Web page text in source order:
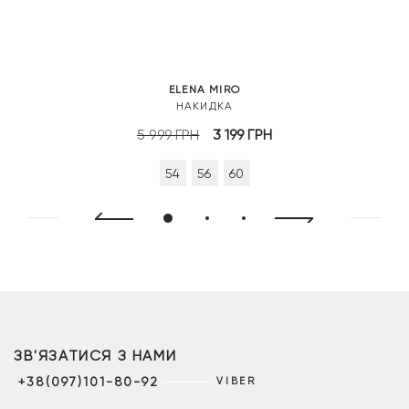
ELENA MIRO
НАКИДКА
5 999ГРН
Оригінальна
5
3 199ГРН
54 56 60
ЗВ'ЯЗАТИСЯ З НАМИ
+38(097)101-80-92 VIBER